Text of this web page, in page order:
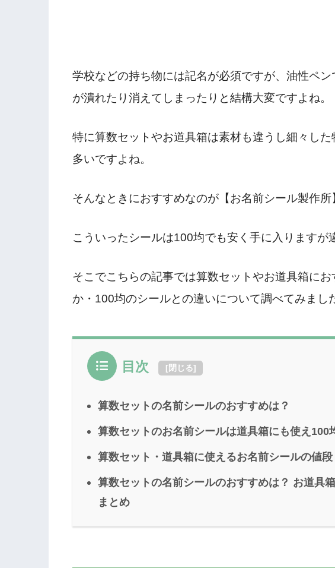
学校などの持ち物には記名が必須ですが、油性ペ
が潰れたり消えてしまったりと結構大変ですよね。
特に算数セットやお道具箱は素材も違うし細々し
多いですよね。
そんなときにおすすめなのが【お名前シール製作所
こういったシールは100均でも安く手に入りますが
そこでこちらの記事では算数セットやお道具箱に
か・100均のシールとの違いについて調べてみまし
目次 [閉じる]
算数セットの名前シールのおすすめは？
算数セットのお名前シールは道具箱にも使え100
算数セット・道具箱に使えるお名前シールの値段
算数セットの名前シールのおすすめは？ お道具
まとめ